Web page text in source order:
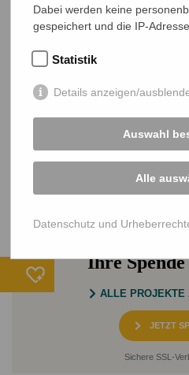
Ehrenamtscafé bei NETZ
Vernetzen, Austauschen
How They Stop It!
Menschenwürde im
protestiert gegen
Ihre
ALLE PROJEKTE
JETZT
Sichere SSL-
Dabei werden keine
gespeichert und die IP-
Statistik
Details anzeigen/
Auswahl
Alle
Datenschutz und